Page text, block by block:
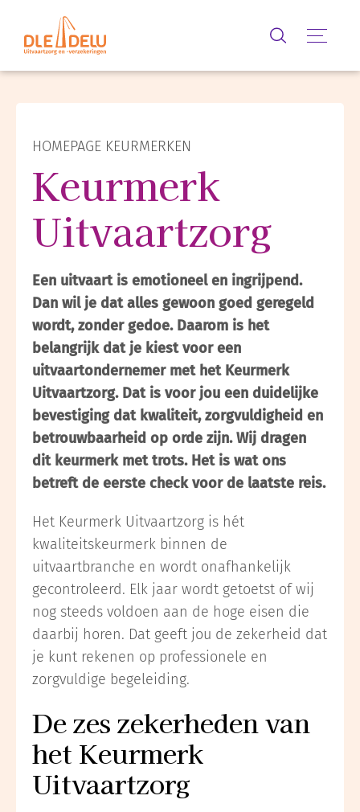
Zoeken
Menu
HOMEPAGE KEURMERKEN
Keurmerk
Uitvaartzorg
Een uitvaart is emotioneel en ingrijpend.
Dan wil je dat alles gewoon goed geregeld
wordt, zonder gedoe. Daarom is het
belangrijk dat je kiest voor een
uitvaartondernemer met het Keurmerk
Uitvaartzorg. Dat is voor jou een duidelijke
bevestiging dat kwaliteit, zorgvuldigheid en
betrouwbaarheid op orde zijn. Wij dragen
dit keurmerk met trots. Het is wat ons
betreft de eerste check voor de laatste reis.
Het Keurmerk Uitvaartzorg is hét
kwaliteitskeurmerk binnen de
uitvaartbranche en wordt onafhankelijk
gecontroleerd. Elk jaar wordt getoetst of wij
nog steeds voldoen aan de hoge eisen die
daarbij horen. Dat geeft jou de zekerheid dat
je kunt rekenen op professionele en
zorgvuldige begeleiding.
De zes zekerheden van
het Keurmerk
Uitvaartzorg